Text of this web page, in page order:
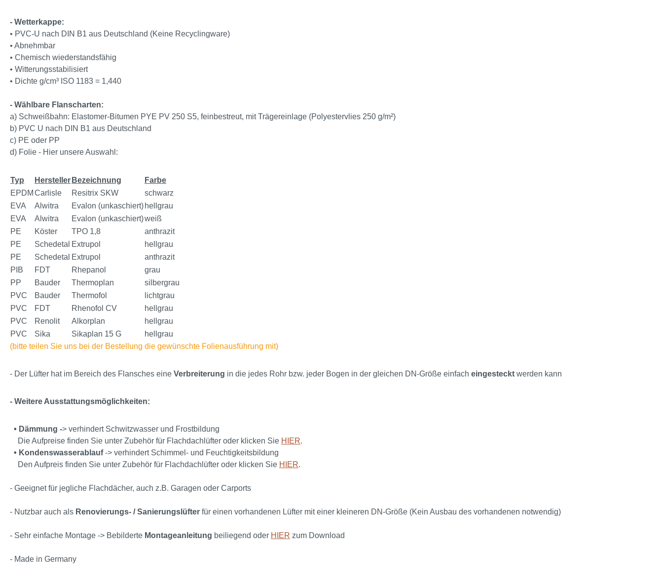
- Wetterkappe:
• PVC-U nach DIN B1 aus Deutschland (Keine Recyclingware)
• Abnehmbar
• Chemisch wiederstandsfähig
• Witterungsstabilisiert
• Dichte g/cm³ ISO 1183 = 1,440
- Wählbare Flanscharten:
a) Schweißbahn: Elastomer-Bitumen PYE PV 250 S5, feinbestreut, mit Trägereinlage (Polyestervlies 250 g/m²)
b) PVC U nach DIN B1 aus Deutschland
c) PE oder PP
d) Folie - Hier unsere Auswahl:
Typ Hersteller Bezeichnung
Farbe
EPDM Carlisle Resitrix SKW
schwarz
EVA
Alwitra Evalon (unkaschiert) hellgrau
EVA
Alwitra Evalon (unkaschiert)weiß
PE
Köster TPO 1,8
anthrazit
PE
Schedetal Extrupol
hellgrau
PE
Schedetal Extrupol
anthrazit
PIB
FDT Rhepanol
grau
PP
Bauder Thermoplan
silbergrau
PVC
Bauder Thermofol
lichtgrau
PVC
FDT Rhenofol CV
hellgrau
PVC
Renolit Alkorplan
hellgrau
PVC
Sika Sikaplan 15 G
hellgrau
(bitte teilen Sie uns bei der Bestellung die gewünschte Folienausführung mit)
- Der Lüfter hat im Bereich des Flansches eine Verbreiterung in die jedes Rohr bzw. jeder Bogen in der gleichen DN-Größe einfach eingesteckt werden kann
- Weitere Ausstattungsmöglichkeiten:
• Dämmung -> verhindert Schwitzwasser und Frostbildung
Die Aufpreise finden Sie unter Zubehör für Flachdachlüfter oder klicken Sie HIER.
• Kondenswasserablauf -> verhindert Schimmel- und Feuchtigkeitsbildung
Den Aufpreis finden Sie unter Zubehör für Flachdachlüfter oder klicken Sie HIER.
- Geeignet für jegliche Flachdächer, auch z.B. Garagen oder Carports
- Nutzbar auch als Renovierungs- / Sanierungslüfter für einen vorhandenen Lüfter mit einer kleineren DN-Größe (Kein Ausbau des vorhandenen notwendig)
- Sehr einfache Montage -> Bebilderte Montageanleitung beiliegend oder HIER zum Download
- Made in Germany